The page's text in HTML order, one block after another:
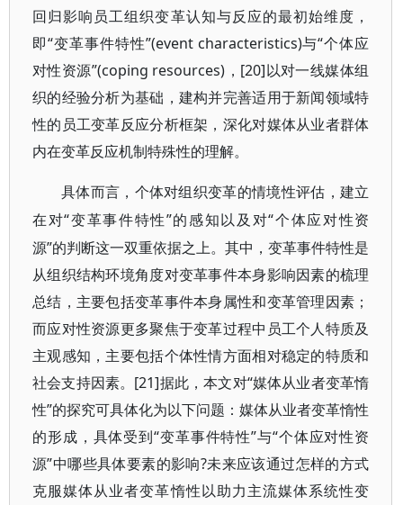
回归影响员工组织变革认知与反应的最初始维度，
即“变革事件特性”(event characteristics)与“个体应
对性资源”(coping resources)，[20]以对一线媒体组
织的经验分析为基础，建构并完善适用于新闻领域特
性的员工变革反应分析框架，深化对媒体从业者群体
内在变革反应机制特殊性的理解。
具体而言，个体对组织变革的情境性评估，建立
在对“变革事件特性”的感知以及对“个体应对性资
源”的判断这一双重依据之上。其中，变革事件特性是
从组织结构环境角度对变革事件本身影响因素的梳理
总结，主要包括变革事件本身属性和变革管理因素；
而应对性资源更多聚焦于变革过程中员工个人特质及
主观感知，主要包括个体性情方面相对稳定的特质和
社会支持因素。[21]据此，本文对“媒体从业者变革惰
性”的探究可具体化为以下问题：媒体从业者变革惰性
的形成，具体受到“变革事件特性”与“个体应对性资
源”中哪些具体要素的影响?未来应该通过怎样的方式
克服媒体从业者变革惰性以助力主流媒体系统性变